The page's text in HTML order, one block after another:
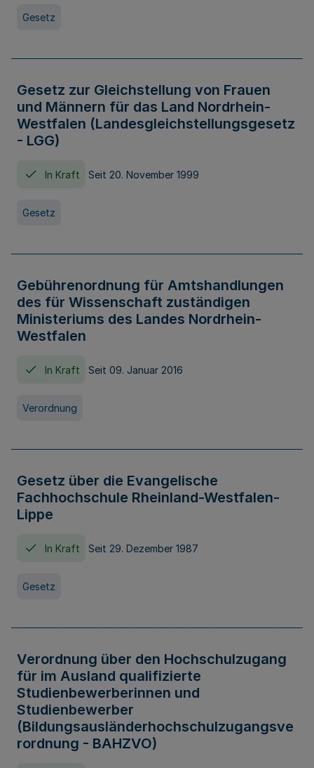
Gesetz
Gesetz zur Gleichstellung von Frauen
und Männern für das Land Nordrhein-
Westfalen (Landesgleichstellungsgesetz
- LGG)
In Kraft Seit 20. November 1999
Gesetz
Gebührenordnung für Amtshandlungen
des für Wissenschaft zuständigen
Ministeriums des Landes Nordrhein-
Westfalen
In Kraft Seit 09. Januar 2016
Verordnung
Gesetz über die Evangelische
Fachhochschule Rheinland-Westfalen-
Lippe
In Kraft Seit 29. Dezember 1987
Gesetz
Verordnung über den Hochschulzugang
für im Ausland qualifizierte
Studienbewerberinnen und
Studienbewerber
(Bildungsausländerhochschulzugangsve
rordnung - BAHZVO)